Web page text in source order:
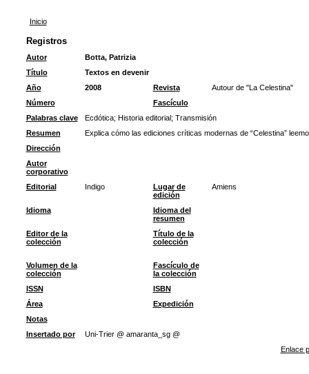
Inicio
Registros
Autor
Botta, Patrizia
Título
Textos en devenir
Año
2008 Revista
Autour de "La Celestina"
Número
Fascículo
Palabras clave
Ecdótica; Historia editorial; Transmisión
Resumen
Explica cómo las ediciones críticas modernas de “Celestina”
Dirección
Autor
corporativo
Editorial
Indigo
Lugar de
edición
Amiens
Idioma
Idioma del
resumen
Editor de la
colección
Título de la
colección
Volumen de la
colección
Fascículo de
la colección
ISSN
ISBN
Área
Expedición
Notas
Insertado por
Uni-Trier @ amaranta_sg @
Enlace